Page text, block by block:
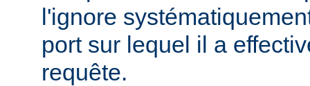
l'ignore
port sur lequel il a
requête.